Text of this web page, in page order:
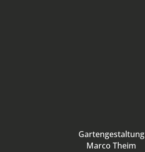
Gartengestaltung
Marco Theim